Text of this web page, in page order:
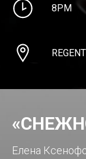
8PM
Елена